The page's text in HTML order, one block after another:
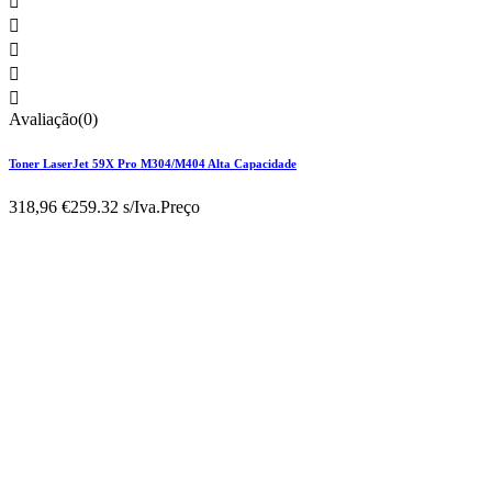




Avaliação(0)
Toner LaserJet 59X Pro M304/M404 Alta Capacidade
318,96 €259.32 s/Iva.Preço